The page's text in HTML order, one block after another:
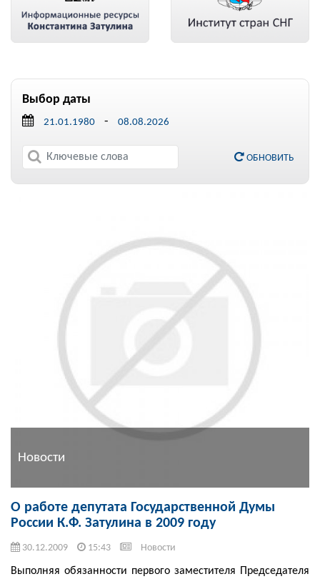
Выбор даты
-
ОБНОВИТЬ
Новости
О работе депутата Государственной Думы
России К.Ф. Затулина в 2009 году
30.12.2009 15:43 Новости
Выполняя обязанности первого заместителя Председателя